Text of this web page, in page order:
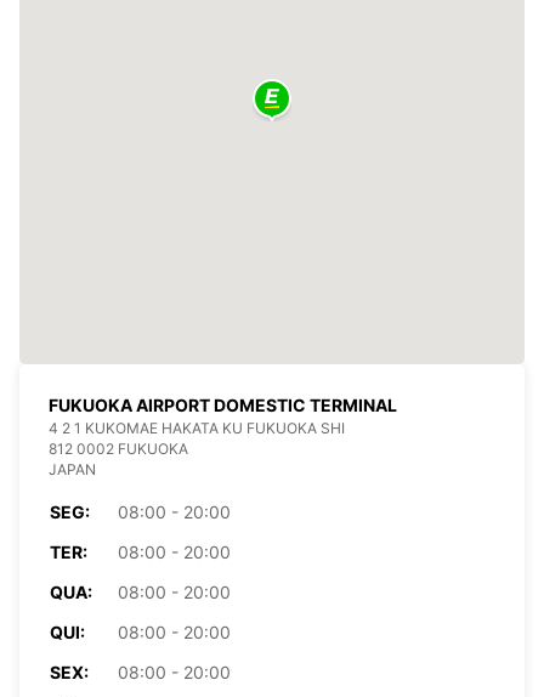
FUKUOKA AIRPORT DOMESTIC TERMINAL
4 2 1 KUKOMAE HAKATA KU FUKUOKA SHI
812 0002 FUKUOKA
JAPAN
SEG:
08:00 - 20:00
TER:
08:00 - 20:00
QUA:
08:00 - 20:00
QUI:
08:00 - 20:00
SEX:
08:00 - 20:00